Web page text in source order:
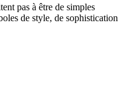
pas à être de simples
de style, de sophistication